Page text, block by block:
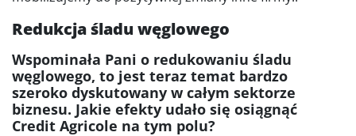
Redukcja śladu węglowego
Wspominała Pani o redukowaniu śladu
węglowego, to jest teraz temat bardzo
szeroko dyskutowany w całym sektorze
biznesu. Jakie efekty udało się osiągnąć
Credit Agricole na tym polu?